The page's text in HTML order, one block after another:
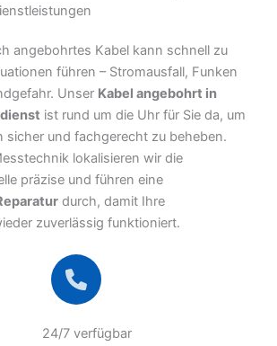
angebohrtes Kabel kann schnell zu
führen – Stromausfall, Funken
Unser Kabel angebohrt in
ist rund um die Uhr für Sie da, um
sicher und fachgerecht zu beheben.
lokalisieren wir die
präzise und führen eine
durch, damit Ihre
zuverlässig funktioniert.
24/7 verfügbar